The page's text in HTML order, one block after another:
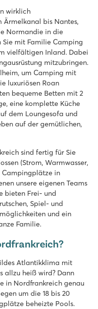
Wasserspielplatz
Shows
Umgebung
- Carnac
- La Turballe
Stadt Guérande
Ardennen - Les Mazures
wirklich
Ärmelkanal bis Nantes,
Normandie in die
Sie mit Familie Camping
vielfältigen Inland. Dabei
mitzubringen.
um Camping mit
luxuriösen Roan
bequeme Betten mit 2
eine komplette Küche
dem Loungesofa und
auf der gemütlichen,
sind fertig für Sie
(Strom, Warmwasser,
Campingplätze in
unsere eigenen Teams
bieten Frei- und
Spiel- und
und ein
Familie.
Atlantikklima mit
allzu heiß wird? Dann
in Nordfrankreich genau
um die 18 bis 20
beheizte Pools.